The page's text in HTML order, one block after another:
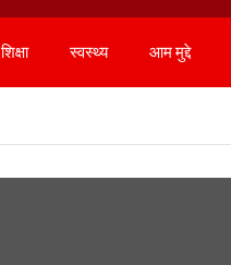
शिक्षा स्वस्थ्य आम मुद्दे